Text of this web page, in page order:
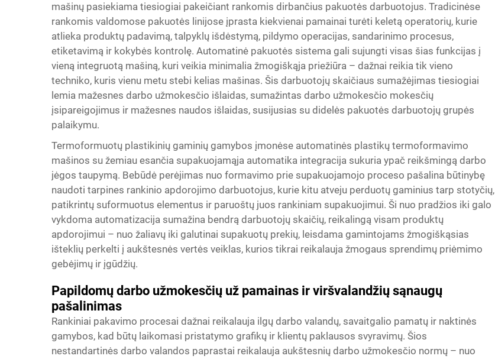
mašinų pasiekiama tiesiogiai pakeičiant rankomis dirbančius pakuotės darbuotojus. Tradicinėse
rankomis valdomose pakuotės linijose įprasta kiekvienai pamainai turėti keletą operatorių, kurie
atlieka produktų padavimą, talpyklų išdėstymą, pildymo operacijas, sandarinimo procesus,
etiketavimą ir kokybės kontrolę. Automatinė pakuotės sistema gali sujungti visas šias funkcijas į
vieną integruotą mašiną, kuri veikia minimalia žmogiškąja priežiūra – dažnai reikia tik vieno
techniko, kuris vienu metu stebi kelias mašinas. Šis darbuotojų skaičiaus sumažėjimas tiesiogiai
lemia mažesnes darbo užmokesčio išlaidas, sumažintas darbo užmokesčio mokesčių
įsipareigojimus ir mažesnes naudos išlaidas, susijusias su didelės pakuotės darbuotojų grupės
palaikymu.
Termoformuotų plastikinių gaminių gamybos įmonėse automatinės plastikų termoformavimo
mašinos su žemiau esančia supakuojamąja automatika integracija sukuria ypač reikšmingą darbo
jėgos taupymą. Bebūdė perėjimas nuo formavimo prie supakuojamojo proceso pašalina būtinybę
naudoti tarpines rankinio apdorojimo darbuotojus, kurie kitu atveju perduotų gaminius tarp stotyčių,
patikrintų suformuotus elementus ir paruoštų juos rankiniam supakuojimui. Ši nuo pradžios iki galo
vykdoma automatizacija sumažina bendrą darbuotojų skaičių, reikalingą visam produktų
apdorojimui – nuo žaliavų iki galutinai supakuotų prekių, leisdama gamintojams žmogiškąsias
išteklių perkelti į aukštesnės vertės veiklas, kurios tikrai reikalauja žmogaus sprendimų priėmimo
gebėjimų ir įgūdžių.
Papildomų darbo užmokesčių už pamainas ir viršvalandžių sąnaugų
pašalinimas
Rankiniai pakavimo procesai dažnai reikalauja ilgų darbo valandų, savaitgalio pamatų ir naktinės
gamybos, kad būtų laikomasi pristatymo grafikų ir klientų paklausos svyravimų. Šios
nestandartinės darbo valandos paprastai reikalauja aukštesnių darbo užmokesčio normų – nuo